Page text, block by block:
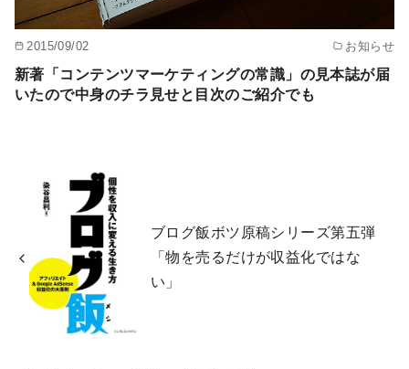
2015/09/02 お知らせ
新著「コンテンツマーケティングの常識」の見本誌が届
いたので中身のチラ見せと目次のご紹介でも
ブログ飯ボツ原稿シリーズ第五弾
「物を売るだけが収益化ではな
い」